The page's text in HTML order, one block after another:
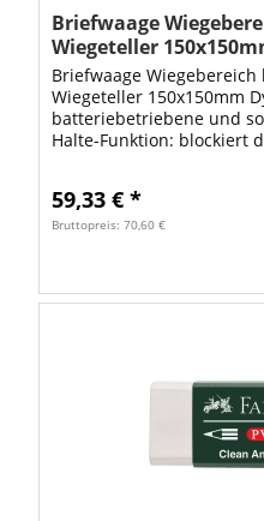
Briefwaage
Wiegeteller
Briefwaage Wiegebereich
Wiegeteller 150x150mm
batteriebetriebene und
Halte-Funktion: blockiert
59,33 € *
Bruttopreis: 70,60 €